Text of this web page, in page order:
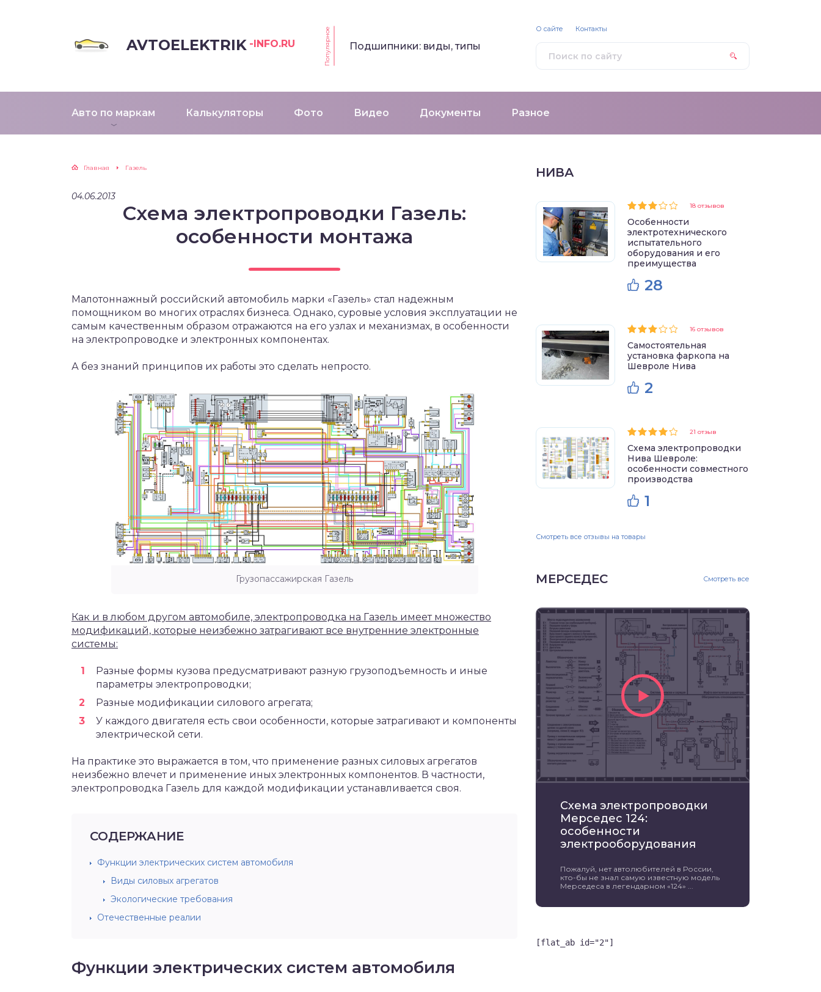
AVTOELEKTRIK -INFO.RU Популярное Подшипники: виды, типы
Авто по маркам Калькуляторы Фото Видео Документы Разное
О сайте Контакты
Главная Газель
04.06.2013
Схема электропроводки Газель:
особенности монтажа
Малотоннажный российский автомобиль марки «Газель» стал надежным
помощником во многих отраслях бизнеса. Однако, суровые условия эксплуатации не
самым качественным образом отражаются на его узлах и механизмах, в особенности
на электропроводке и электронных компонентах.
А без знаний принципов их работы это сделать непросто.
Грузопассажирская Газель
Как и в любом другом автомобиле, электропроводка на Газель имеет множество
модификаций, которые неизбежно затрагивают все внутренние электронные
системы:
Разные формы кузова предусматривают разную грузоподъемность и иные
параметры электропроводки;
Разные модификации силового агрегата;
У каждого двигателя есть свои особенности, которые затрагивают и компоненты
электрической сети.
На практике это выражается в том, что применение разных силовых агрегатов
неизбежно влечет и применение иных электронных компонентов. В частности,
электропроводка Газель для каждой модификации устанавливается своя.
СОДЕРЖАНИЕ
Функции электрических систем автомобиля
Виды силовых агрегатов
Экологические требования
Отечественные реалии
Функции электрических систем автомобиля
НИВА
18 отзывов
Особенности
электротехнического
испытательного
оборудования и его
преимущества
28
16 отзывов
Самостоятельная
установка фаркопа на
Шевроле Нива
2
21 отзыв
Схема электропроводки
Нива Шевроле:
особенности совместного
производства
1
Смотреть все отзывы на товары
МЕРСЕДЕС Смотреть все
Схема электропроводки
Мерседес 124:
особенности
электрооборудования
Пожалуй, нет автолюбителей в России,
кто-бы не знал самую известную модель
Мерседеса в легендарном «124» ...
[flat_ab id="2"]